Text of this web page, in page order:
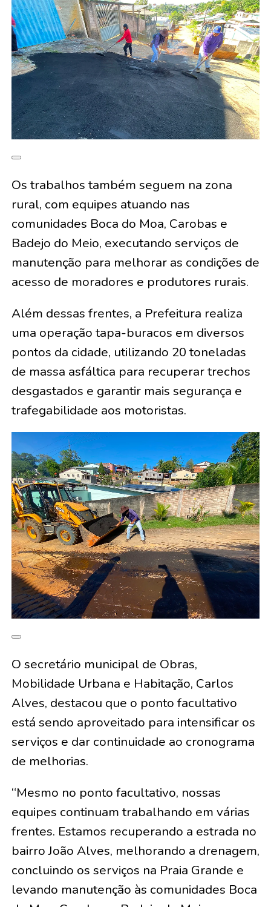
Os trabalhos também seguem na zona
rural, com equipes atuando nas
comunidades Boca do Moa, Carobas e
Badejo do Meio, executando serviços de
manutenção para melhorar as condições de
acesso de moradores e produtores rurais.
Além dessas frentes, a Prefeitura realiza
uma operação tapa-buracos em diversos
pontos da cidade, utilizando 20 toneladas
de massa asfáltica para recuperar trechos
desgastados e garantir mais segurança e
trafegabilidade aos motoristas.
O secretário municipal de Obras,
Mobilidade Urbana e Habitação, Carlos
Alves, destacou que o ponto facultativo
está sendo aproveitado para intensificar os
serviços e dar continuidade ao cronograma
de melhorias.
“Mesmo no ponto facultativo, nossas
equipes continuam trabalhando em várias
frentes. Estamos recuperando a estrada no
bairro João Alves, melhorando a drenagem,
concluindo os serviços na Praia Grande e
levando manutenção às comunidades Boca